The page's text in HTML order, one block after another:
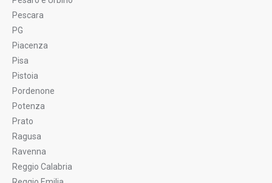
Pescara
PG
Piacenza
Pisa
Pistoia
Pordenone
Potenza
Prato
Ragusa
Ravenna
Reggio Calabria